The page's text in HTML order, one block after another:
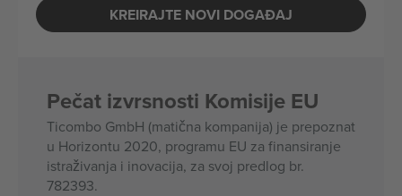
KREIRAJTE NOVI DOGAĐAJ
Pečat izvrsnosti Komisije EU
Ticombo GmbH (matična kompanija) je prepoznat
u Horizontu 2020, programu EU za finansiranje
istraživanja i inovacija, za svoj predlog br.
782393.